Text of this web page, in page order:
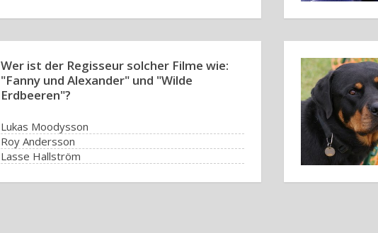
Wer ist der Regisseur solcher Filme wie:
"Fanny und Alexander" und "Wilde
Erdbeeren"?
Lukas Moodysson
Roy Andersson
Lasse Hallström